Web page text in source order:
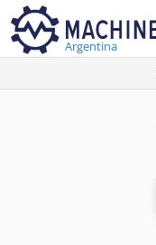
Argentina